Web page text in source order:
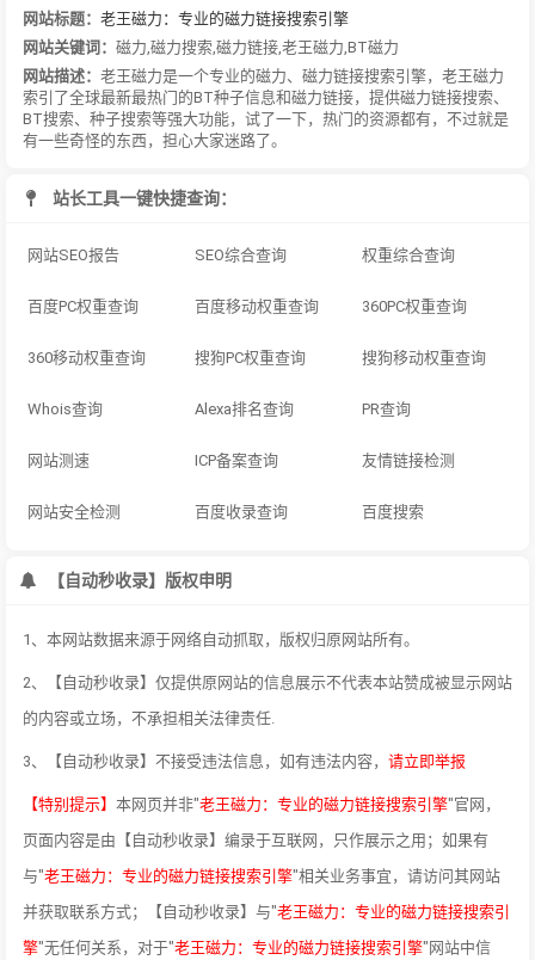
网站标题： 老王磁力：专业的磁力链接搜索引擎
网站关键词： 磁力 磁力搜索 磁力链接 老王磁力 BT磁力
网站描述： 老王磁力是一个专业的磁力、磁力链接搜索引擎，老王磁力
索引了全球最新最热门的BT种子信息和磁力链接，提供磁力链接搜索、
BT搜索、种子搜索等强大功能，试了一下，热门的资源都有，不过就是
有一些奇怪的东西，担心大家迷路了。
站长工具一键快捷查询：
网站SEO报告 SEO综合查询 权重综合查询
百度PC权重查询 百度移动权重查询 360PC权重查询
360移动权重查询 搜狗PC权重查询 搜狗移动权重查询
Whois查询 Alexa排名查询 PR查询
网站测速 ICP备案查询 友情链接检测
网站安全检测 百度收录查询 百度搜索
【自动秒收录】版权申明
1、本网站数据来源于网络自动抓取，版权归原网站所有。
2、【自动秒收录】仅提供原网站的信息展示不代表本站赞成被显示网站
的内容或立场，不承担相关法律责任.
3、【自动秒收录】不接受违法信息，如有违法内容， 请立即举报
【特别提示】 本网页并非"老王磁力：专业的磁力链接搜索引擎"官网，
页面内容是由【自动秒收录】编录于互联网，只作展示之用；如果有
与"老王磁力：专业的磁力链接搜索引擎"相关业务事宜，请访问其网站
并获取联系方式；【自动秒收录】与"老王磁力：专业的磁力链接搜索引
擎"无任何关系，对于"老王磁力：专业的磁力链接搜索引擎"网站中信